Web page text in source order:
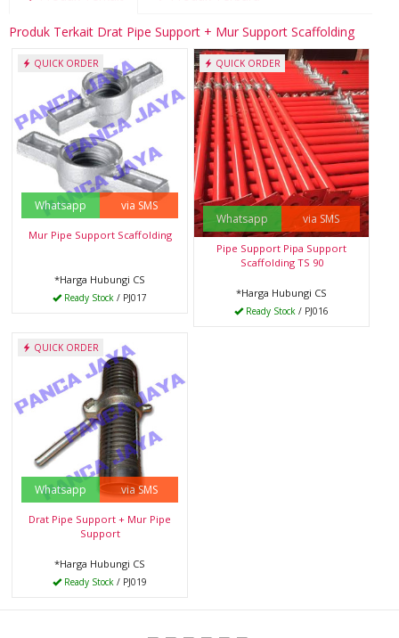
Produk Terkait Drat Pipe Support + Mur Support Scaffolding
QUICK ORDER
Whatsapp via SMS
Mur Pipe Support Scaffolding
*Harga Hubungi CS
Ready Stock / PJ017
QUICK ORDER
Whatsapp via SMS
Pipe Support Pipa Support
Scaffolding TS 90
*Harga Hubungi CS
Ready Stock / PJ016
QUICK ORDER
Whatsapp via SMS
Drat Pipe Support + Mur Pipe
Support
*Harga Hubungi CS
Ready Stock / PJ019